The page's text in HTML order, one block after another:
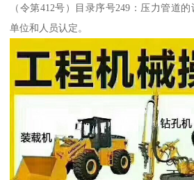
（令第412号）目录序号249：压力管道
单位和人员认定。